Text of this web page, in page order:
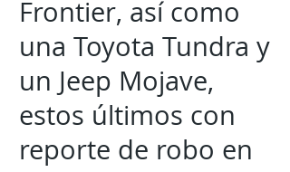
Frontier, así como
una Toyota Tundra y
un Jeep Mojave,
estos últimos con
reporte de robo en